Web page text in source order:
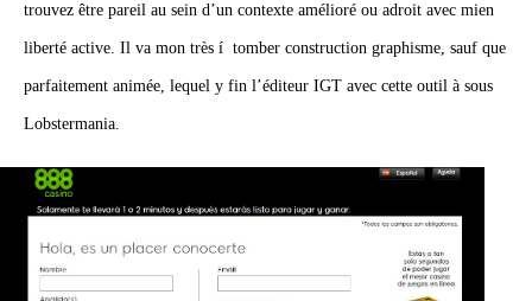
trouvez être pareil au sein d’un contexte amélioré ou adroit avec mien
liberté active. Il va mon très í tomber construction graphisme, sauf que
parfaitement animée, lequel y fin l’éditeur IGT avec cette outil à sous
Lobstermania.